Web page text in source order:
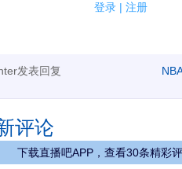
登录 | 注册
发表回复
评论
下载直播吧APP，查看30条精彩